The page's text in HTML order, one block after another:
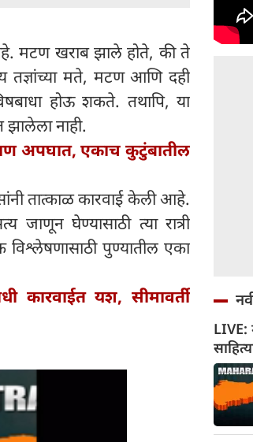
मटण खराब झाले होते, की ते
तज्ञांच्या मते, मटण आणि दही
होऊ शकते. तथापि, या
झालेला नाही.
अपघात, एकाच कुटुंबातील
तात्काळ कारवाई केली आहे.
घेण्यासाठी त्या रात्री
पुण्यातील एका
कारवाईत यश, सीमावर्ती
LIVE: महाराष्ट्र सरकारने दहशतवादी
जप्त